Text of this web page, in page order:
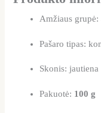
Amžiaus grupė:
Pašaro tipas:
Skonis:
Pakuotė: 100 g